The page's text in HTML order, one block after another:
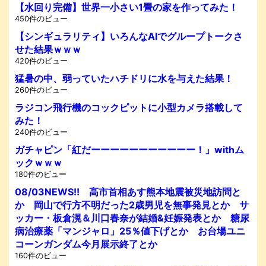
【水回り完備】世界一小さい1畳の家を作ってみた！
450件のビュー
【シンギュラリティ】いろんなAIでグループトークさ
せた結果ｗｗｗ
420件のビュー
猛暑の中、弱っていたハチドリに水を与えた結果！
260件のビュー
ラジコン飛行機のコックピットに小型カメラ搭載して
みた！
240件のビュー
ガチャピン「紅だーーーーーーーーーーー！」withム
ックｗｗｗ
180件のビュー
08/03NEWS!! 高市首相あす熊本地震被災地訪問と
か 岡山で行方不明だった2歳男児を無事発見とか サ
ッカー・板倉滉＆川口春奈が結婚&妊娠発表とか 糖尿
病治療薬「マンジャロ」25％値下げとか お台場ユニ
コーンガンダム今月展示終了とか
160件のビュー